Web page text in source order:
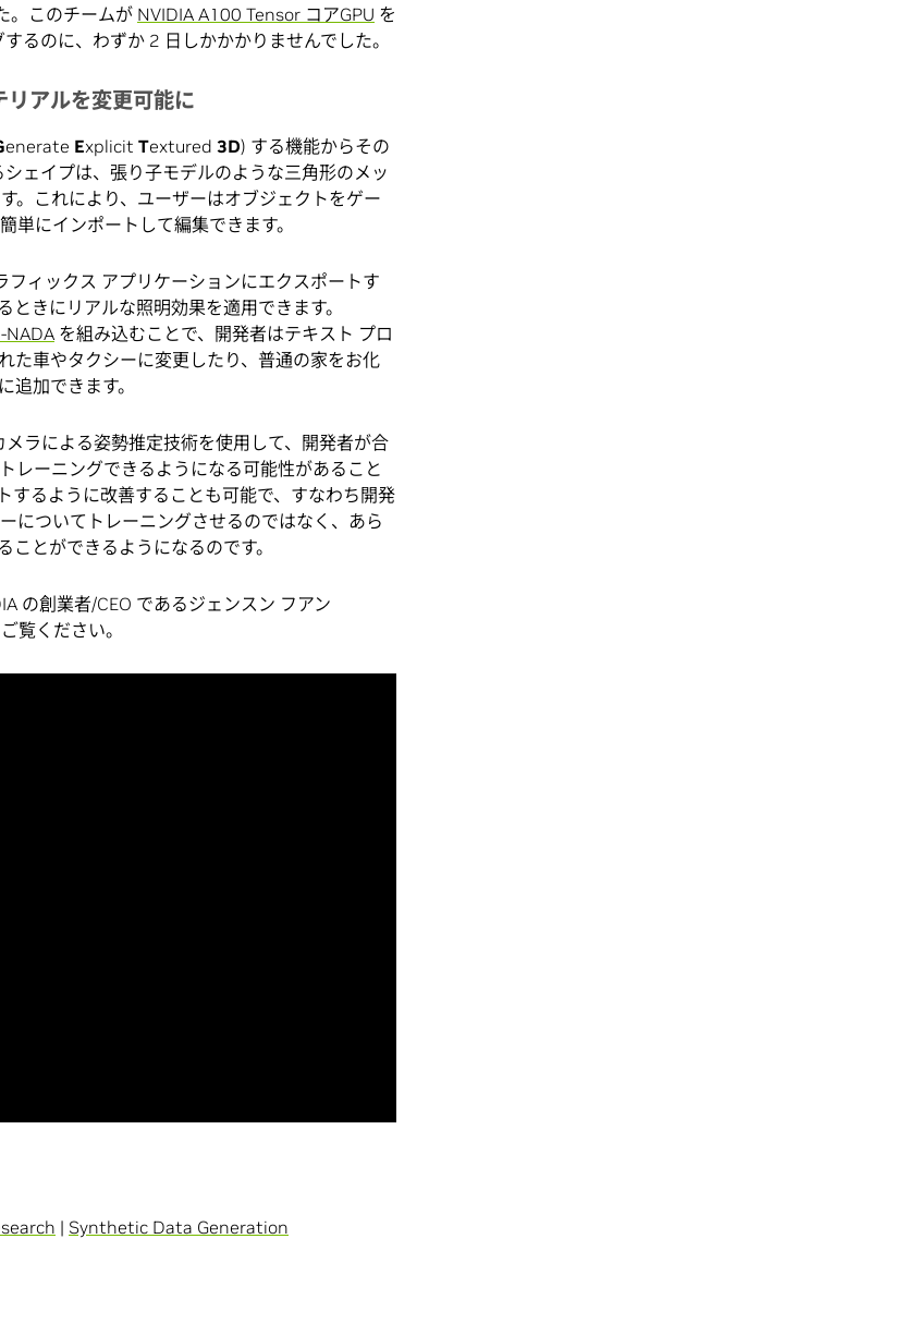
。このチームが NVIDIA A100 Tensor コアGPU を
るのに、わずか 2 日しかかかりませんでした。
リアルを変更可能に
enerate Explicit Textured 3D) する機能からその
ェイプは、張り子モデルのような三角形のメッ
。これにより、ユーザーはオブジェクトをゲー
単にインポートして編集できます。
ィックス アプリケーションにエクスポートす
きにリアルな照明効果を適用できます。
NADA を組み込むことで、開発者はテキスト プロ
た車やタクシーに変更したり、普通の家をお化
加できます。
ラによる姿勢推定技術を使用して、開発者が合
レーニングできるようになる可能性があること
するように改善することも可能で、すなわち開発
についてトレーニングさせるのではなく、あら
とができるようになるのです。
の創業者/CEO であるジェンスン フアン
覧ください。
| Synthetic Data Generation